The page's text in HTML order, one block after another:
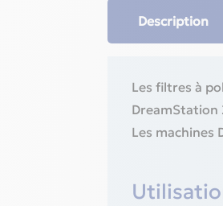
Description
Les filtres à
DreamStation
Les machines